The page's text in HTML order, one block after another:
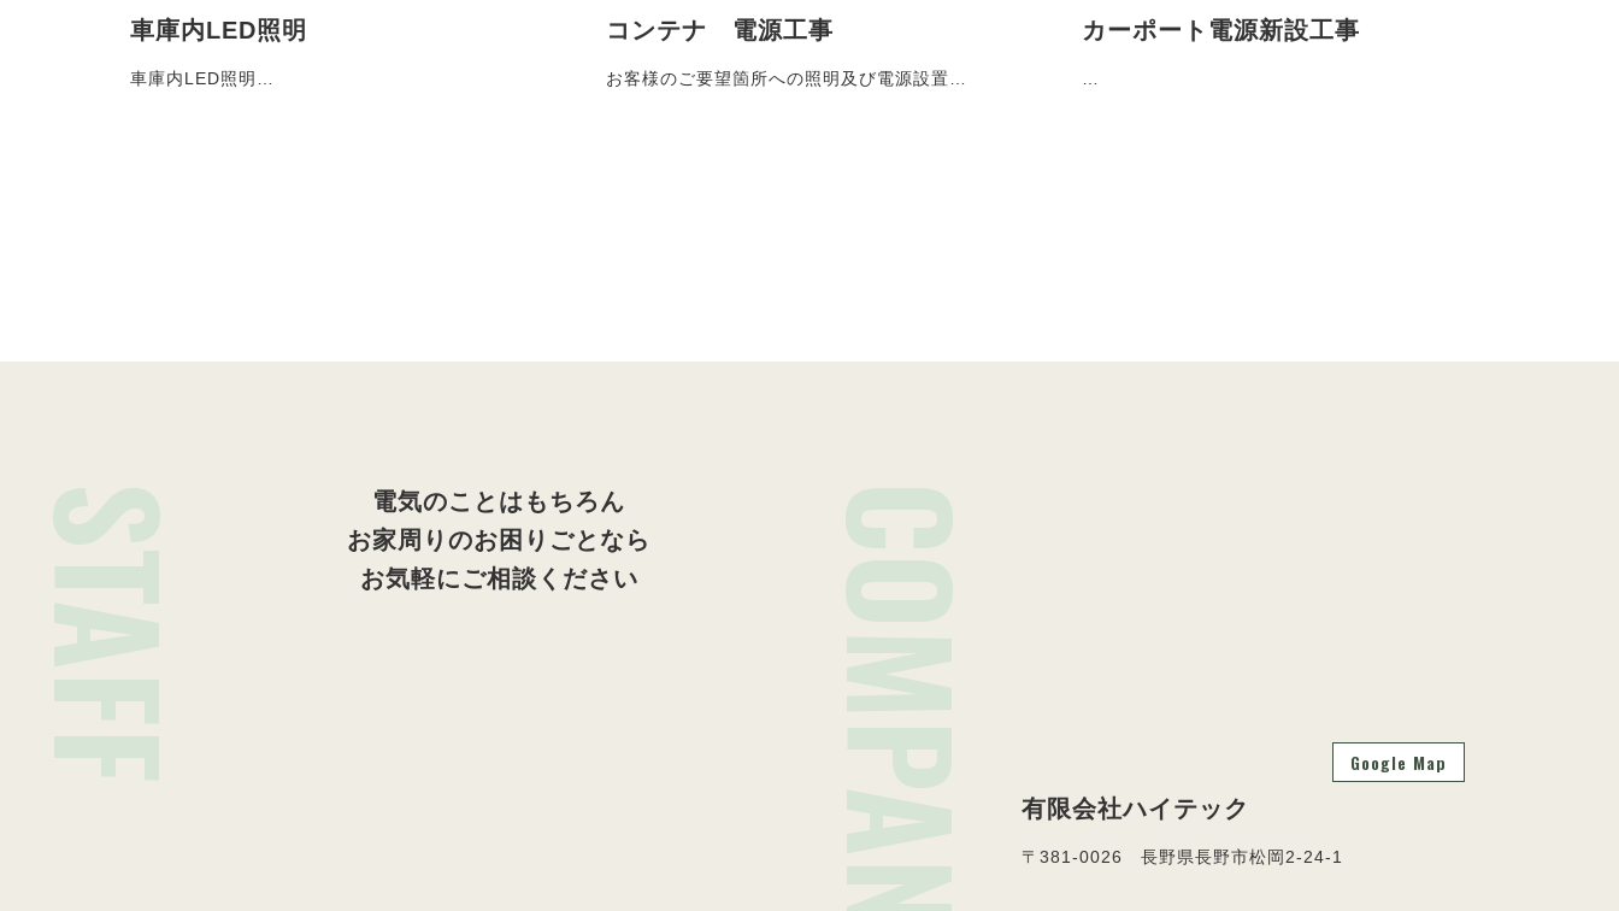
車庫内LED照明
車庫内LED照明…
コンテナ 電源工事
お客様のご要望箇所への照明及び電源設置…
カーポート電源新設工事
…
STAFF
電気のことはもちろん
お家周りのお困りごとなら
お気軽にご相談ください
COMPANY Google Map
有限会社ハイテック
〒381-0026 長野県長野市松岡2-24-1